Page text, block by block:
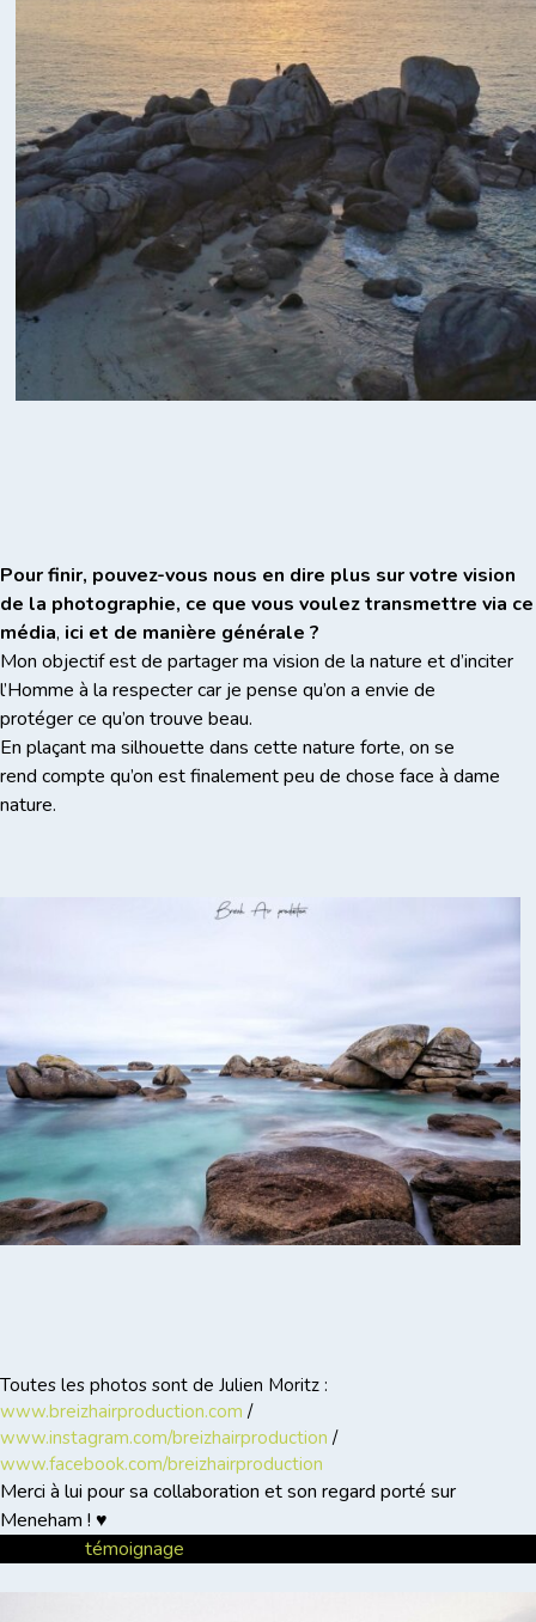
Pour finir, pouvez-vous nous en dire plus sur votre vision
de la photographie, ce que vous voulez transmettre via ce
média, ici et de manière générale ?
Mon objectif est de partager ma vision de la nature et d’inciter
l’Homme à la respecter car je pense qu’on a envie de
protéger ce qu’on trouve beau.
En plaçant ma silhouette dans cette nature forte, on se
rend compte qu’on est finalement peu de chose face à dame
nature.
Toutes les photos sont de Julien Moritz :
www.breizhairproduction.com /
www.instagram.com/breizhairproduction /
www.facebook.com/breizhairproduction
Merci à lui pour sa collaboration et son regard porté sur
Meneham ! ♥
témoignage